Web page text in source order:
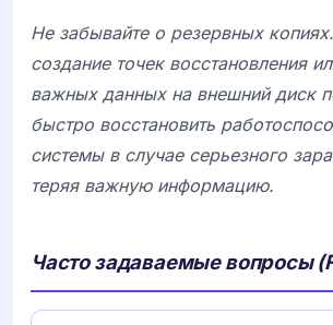
Не забывайте о резервных
создание точек восстановления
важных данных на внешний диск
быстро восстановить
системы в случае серьезного
теряя важную информацию.
Часто задаваемые вопросы